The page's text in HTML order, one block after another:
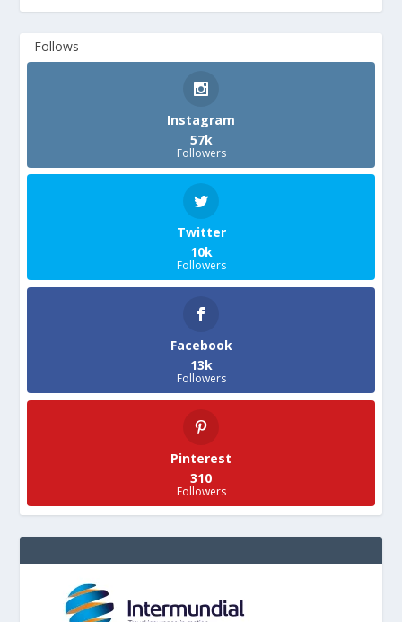
Follows
Instagram
57k
Followers
Twitter
10k
Followers
Facebook
13k
Followers
Pinterest
310
Followers